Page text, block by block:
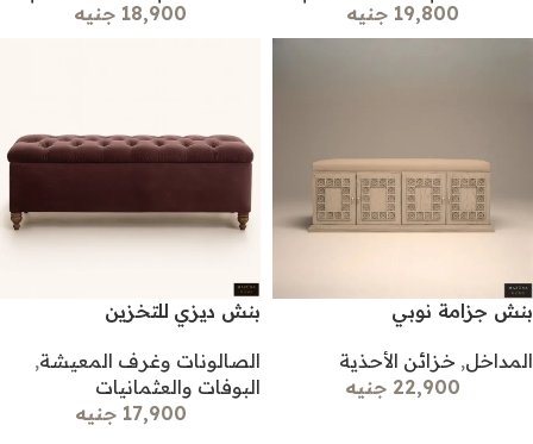
19,800 جنيه
18,900 جنيه
بنش جزامة نوبي
المداخل, خزائن الأحذية
22,900 جنيه
بنش ديزي للتخزين
الصالونات وغرف المعيشة,
البوفات والعثمانيات
17,900 جنيه